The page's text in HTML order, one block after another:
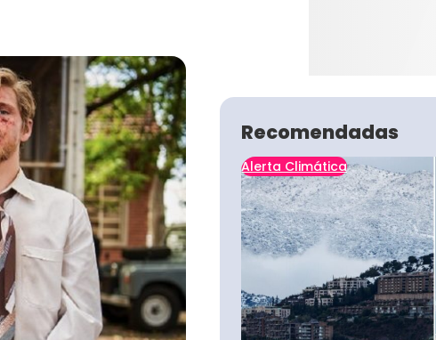
Recomendadas
Alerta Climática